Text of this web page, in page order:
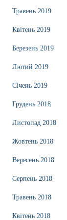
Травень 2019
Квітень 2019
Березень 2019
Лютий 2019
Січень 2019
Грудень 2018
Листопад 2018
Жовтень 2018
Вересень 2018
Серпень 2018
Травень 2018
Квітень 2018